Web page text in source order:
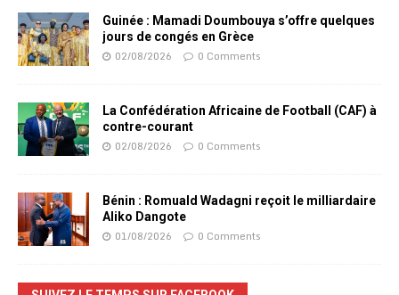
Guinée : Mamadi Doumbouya s’offre quelques
jours de congés en Grèce
02/08/2026 0 Comments
La Confédération Africaine de Football (CAF) à
contre-courant
02/08/2026 0 Comments
Bénin : Romuald Wadagni reçoit le milliardaire
Aliko Dangote
01/08/2026 0 Comments